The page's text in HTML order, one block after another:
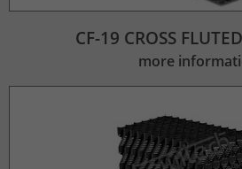
CF-19 CROSS
more